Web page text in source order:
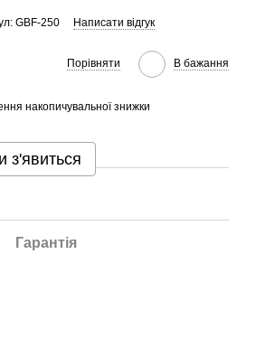
GBF-250 Написати відгук
Порівняти В бажання
накопичувальної знижки
з'явиться
Гарантія